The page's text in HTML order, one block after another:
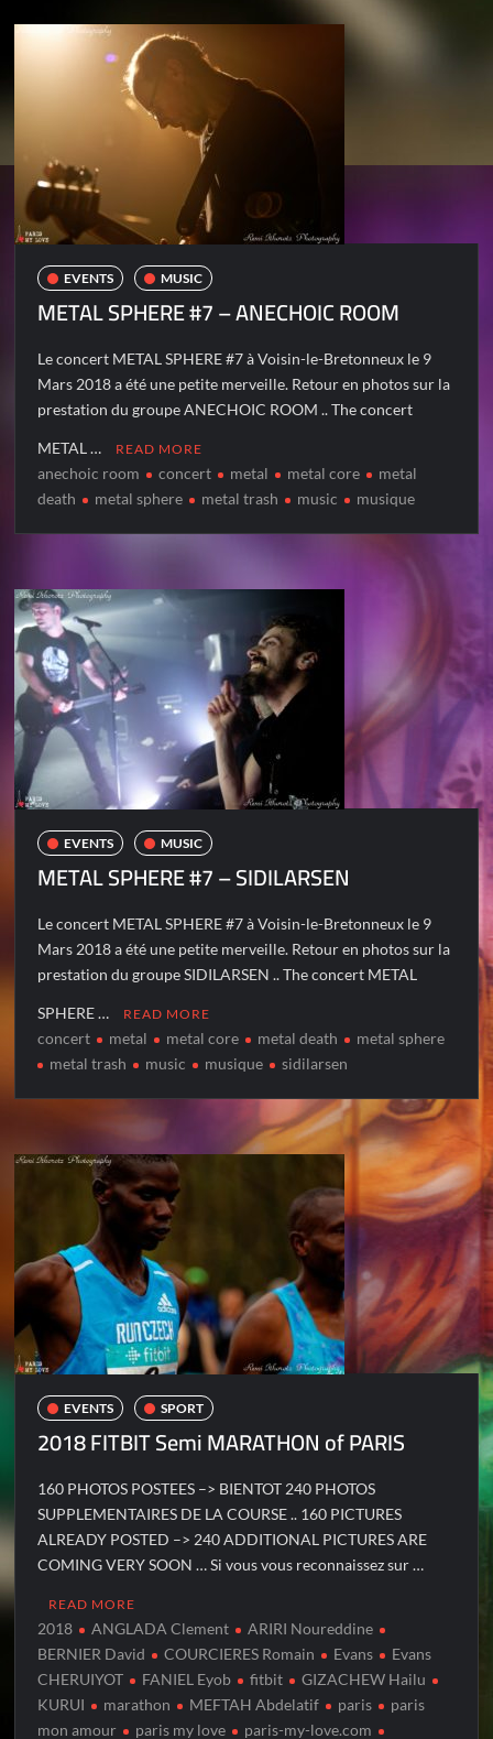
EVENTS MUSIC
METAL SPHERE #7 – ANECHOIC ROOM
Le concert METAL SPHERE #7 à Voisin-le-Bretonneux le 9
Mars 2018 a été une petite merveille. Retour en photos sur la
prestation du groupe ANECHOIC ROOM .. The concert
METAL … READ MORE
anechoic room concert metal metal core
metal
death
metal sphere metal trash music musique
EVENTS MUSIC
METAL SPHERE #7 – SIDILARSEN
Le concert METAL SPHERE #7 à Voisin-le-Bretonneux le 9
Mars 2018 a été une petite merveille. Retour en photos sur la
prestation du groupe SIDILARSEN .. The concert METAL
SPHERE … READ MORE
concert metal metal core metal death
metal sphere
metal trash
music musique sidilarsen
EVENTS SPORT
2018 FITBIT Semi MARATHON of PARIS
160 PHOTOS POSTEES –> BIENTOT 240 PHOTOS
SUPPLEMENTAIRES DE LA COURSE .. 160 PICTURES
ALREADY POSTED –> 240 ADDITIONAL PICTURES ARE
COMING VERY SOON … Si vous vous reconnaissez sur …
READ MORE
2018 ANGLADA Clement
ARIRI Noureddine
BERNIER David
COURCIERES Romain Evans
Evans
CHERUIYOT
FANIEL Eyob fitbit
GIZACHEW Hailu
KURUI
marathon MEFTAH Abdelatif paris
paris
mon amour
paris my love paris-my-love.com